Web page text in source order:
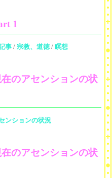
1
事/ 宗教、道徳/ 瞑想
のアセンションの状
ンションの状況
のアセンションの状